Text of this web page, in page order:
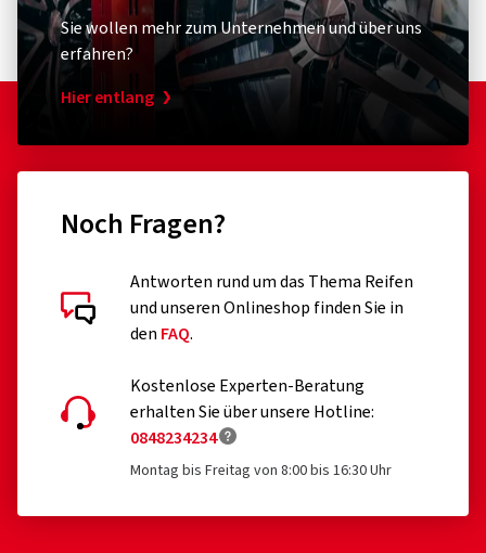
Sie wollen mehr zum Unternehmen und über uns
erfahren?
Hier entlang
Noch Fragen?
Antworten rund um das Thema Reifen
und unseren Onlineshop finden Sie in
den FAQ.
Kostenlose Experten-Beratung
erhalten Sie über unsere Hotline:
0848234234
Montag bis Freitag von 8:00 bis 16:30 Uhr